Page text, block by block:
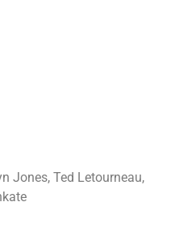
Jones, Ted Letourneau,